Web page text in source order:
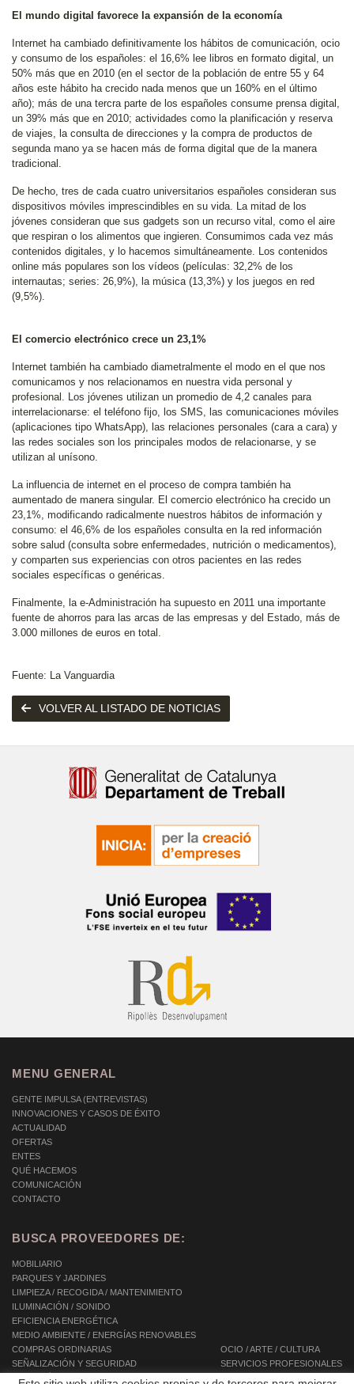
El mundo digital favorece la expansión de la economía
Internet ha cambiado definitivamente los hábitos de comunicación, ocio
y consumo de los españoles: el 16,6% lee libros en formato digital, un
50% más que en 2010 (en el sector de la población de entre 55 y 64
años este hábito ha crecido nada menos que un 160% en el último
año); más de una tercra parte de los españoles consume prensa digital,
un 39% más que en 2010; actividades como la planificación y reserva
de viajes, la consulta de direcciones y la compra de productos de
segunda mano ya se hacen más de forma digital que de la manera
tradicional.
De hecho, tres de cada cuatro universitarios españoles consideran sus
dispositivos móviles imprescindibles en su vida. La mitad de los
jóvenes consideran que sus gadgets son un recurso vital, como el aire
que respiran o los alimentos que ingieren. Consumimos cada vez más
contenidos digitales, y lo hacemos simultáneamente. Los contenidos
online más populares son los vídeos (películas: 32,2% de los
internautas; series: 26,9%), la música (13,3%) y los juegos en red
(9,5%).
El comercio electrónico crece un 23,1%
Internet también ha cambiado diametralmente el modo en el que nos
comunicamos y nos relacionamos en nuestra vida personal y
profesional. Los jóvenes utilizan un promedio de 4,2 canales para
interrelacionarse: el teléfono fijo, los SMS, las comunicaciones móviles
(aplicaciones tipo WhatsApp), las relaciones personales (cara a cara) y
las redes sociales son los principales modos de relacionarse, y se
utilizan al unísono.
La influencia de internet en el proceso de compra también ha
aumentado de manera singular. El comercio electrónico ha crecido un
23,1%, modificando radicalmente nuestros hábitos de información y
consumo: el 46,6% de los españoles consulta en la red información
sobre salud (consulta sobre enfermedades, nutrición o medicamentos),
y comparten sus experiencias con otros pacientes en las redes
sociales específicas o genéricas.
Finalmente, la e-Administración ha supuesto en 2011 una importante
fuente de ahorros para las arcas de las empresas y del Estado, más de
3.000 millones de euros en total.
Fuente: La Vanguardia
VOLVER AL LISTADO DE NOTICIAS
MENU GENERAL
GENTE IMPULSA (ENTREVISTAS)
INNOVACIONES Y CASOS DE ÉXITO
ACTUALIDAD
OFERTAS
ENTES
QUÉ HACEMOS
COMUNICACIÓN
CONTACTO
BUSCA PROVEEDORES DE:
MOBILIARIO
PARQUES Y JARDINES
LIMPIEZA / RECOGIDA / MANTENIMIENTO
ILUMINACIÓN / SONIDO
EFICIENCIA ENERGÉTICA
MEDIO AMBIENTE / ENERGÍAS RENOVABLES
COMPRAS ORDINARIAS
SEÑALIZACIÓN Y SEGURIDAD
INFORMÁTICA / TIC / TELECOMUNICACIONES
OCIO / ARTE / CULTURA
SERVICIOS PROFESIONALES
SERVICIOS INTEGRALES